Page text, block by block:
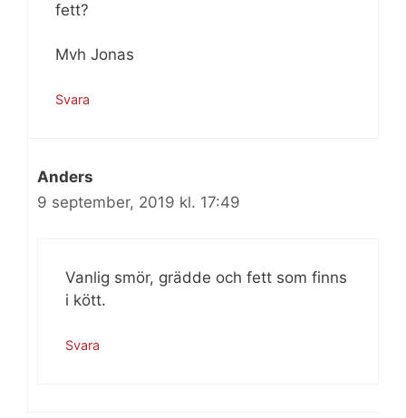
fett?
Mvh Jonas
Svara
Anders
9 september, 2019 kl. 17:49
Vanlig smör, grädde och fett som finns
i kött.
Svara